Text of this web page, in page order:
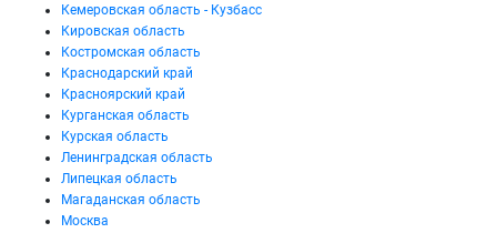
Кемеровская область - Кузбасс
Кировская область
Костромская область
Краснодарский край
Красноярский край
Курганская область
Курская область
Ленинградская область
Липецкая область
Магаданская область
Москва